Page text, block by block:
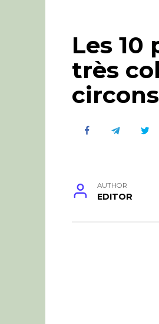
Les
très
AUTHOR
EDITOR